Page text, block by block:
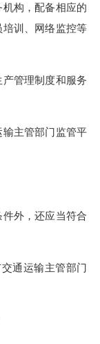
构，配备相应的
训、网络监控等
管理制度和服务
主管部门监管平
外，还应当符合
通运输主管部门